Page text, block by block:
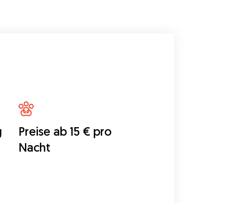
Preise ab 15 € pro
Nacht